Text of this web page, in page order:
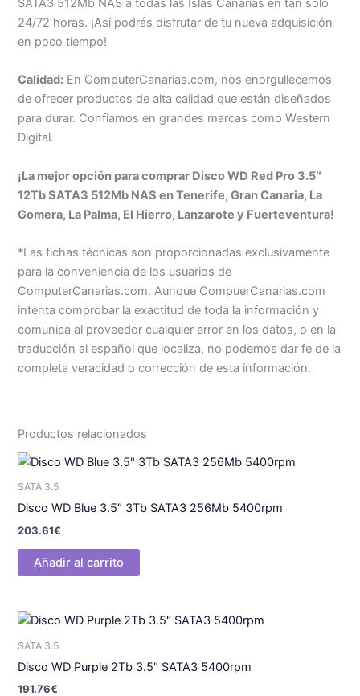
SATA3 512Mb NAS a todas las Islas Canarias en tan solo
24/72 horas. ¡Así podrás disfrutar de tu nueva adquisición
en poco tiempo!
Calidad: En ComputerCanarias.com, nos enorgullecemos
de ofrecer productos de alta calidad que están diseñados
para durar. Confiamos en grandes marcas como Western
Digital.
¡La mejor opción para comprar Disco WD Red Pro 3.5″
12Tb SATA3 512Mb NAS en Tenerife, Gran Canaria, La
Gomera, La Palma, El Hierro, Lanzarote y Fuerteventura!
*Las fichas técnicas son proporcionadas exclusivamente
para la conveniencia de los usuarios de
ComputerCanarias.com. Aunque CompuerCanarias.com
intenta comprobar la exactitud de toda la información y
comunica al proveedor cualquier error en los datos, o en la
traducción al español que localiza, no podemos dar fe de la
completa veracidad o corrección de esta información.
Productos relacionados
SATA 3.5
Disco WD Blue 3.5″ 3Tb SATA3 256Mb 5400rpm
203.61€
Añadir al carrito
SATA 3.5
Disco WD Purple 2Tb 3.5″ SATA3 5400rpm
191.76€